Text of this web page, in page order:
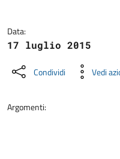
Data:
17 luglio 2015
Condividi Vedi
Argomenti: